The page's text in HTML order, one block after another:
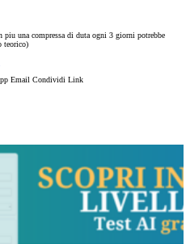
una compressa di duta ogni 3 giorni potrebbe
teorico)
Email Condividi Link